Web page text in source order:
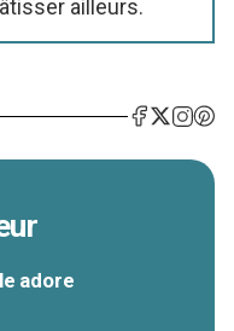
ailleurs.
adore